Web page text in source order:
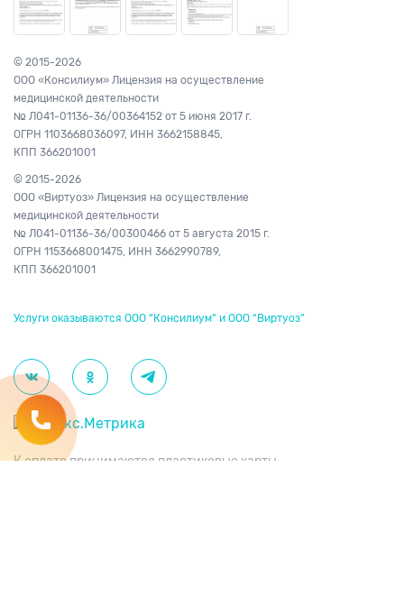
© 2015-2026
ООО «Консилиум» Лицензия на осуществление
медицинской деятельности
№ Л041-01136-36/00364152 от 5 июня 2017 г.
ОГРН 1103668036097, ИНН 3662158845,
КПП 366201001
© 2015-2026
ООО «Виртуоз» Лицензия на осуществление
медицинской деятельности
№ Л041-01136-36/00300466 от 5 августа 2015 г.
ОГРН 1153668001475, ИНН 3662990789,
КПП 366201001
Услуги оказываются ООО “Консилиум” и ООО “Виртуоз”
К оплате принимаются пластиковые карты